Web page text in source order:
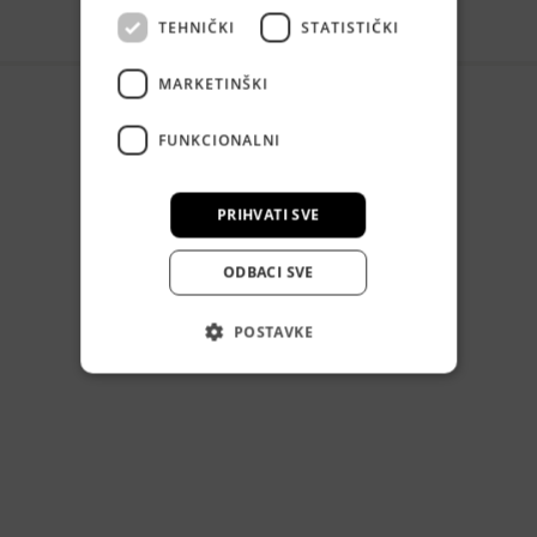
TEHNIČKI STATISTIČKI
MARKETINŠKI
FUNKCIONALNI
PRIHVATI SVE
ODBACI SVE
POSTAVKE